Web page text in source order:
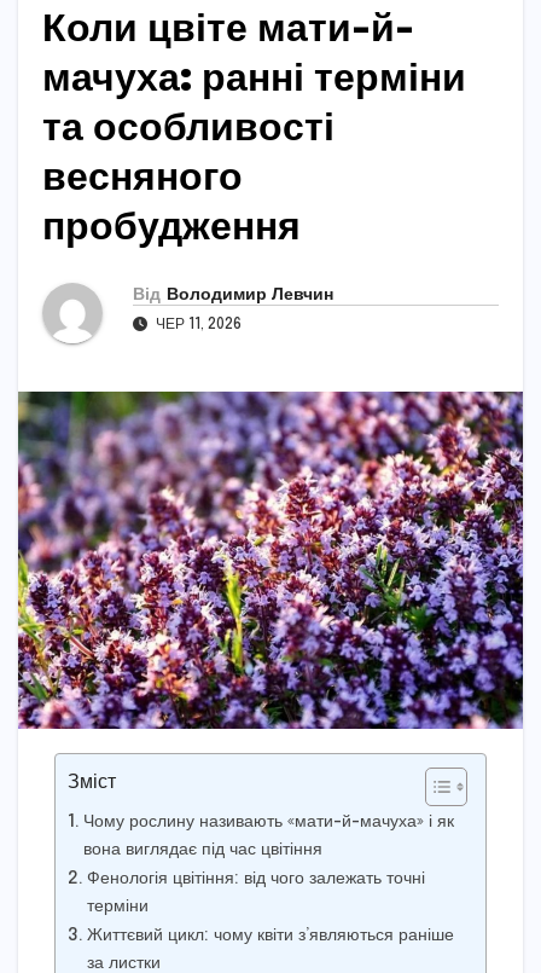
Коли цвіте мати-й-
мачуха: ранні терміни
та особливості
весняного
пробудження
Від Володимир Левчин
ЧЕР 11, 2026
Зміст
Чому рослину називають «мати-й-мачуха» і як
вона виглядає під час цвітіння
Фенологія цвітіння: від чого залежать точні
терміни
Життєвий цикл: чому квіти з’являються раніше
за листки